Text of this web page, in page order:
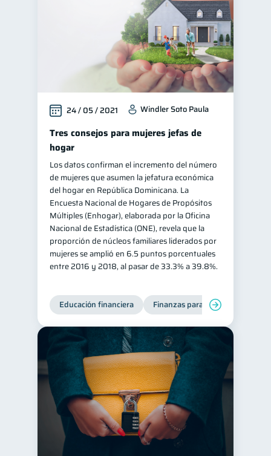
24 / 05 / 2021 Windler Soto Paula
Tres consejos para mujeres jefas de
hogar
Los datos confirman el incremento del número
de mujeres que asumen la jefatura económica
del hogar en República Dominicana. La
Encuesta Nacional de Hogares de Propósitos
Múltiples (Enhogar), elaborada por la Oficina
Nacional de Estadística (ONE), revela que la
proporción de núcleos familiares liderados por
mujeres se amplió en 6.5 puntos porcentuales
entre 2016 y 2018, al pasar de 33.3% a 39.8%.
Educación financiera Finanzas para mujeres